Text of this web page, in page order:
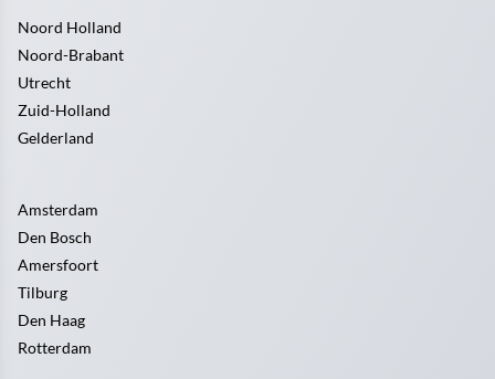
Noord Holland
Noord-Brabant
Utrecht
Zuid-Holland
Gelderland
Amsterdam
Den Bosch
Amersfoort
Tilburg
Den Haag
Rotterdam